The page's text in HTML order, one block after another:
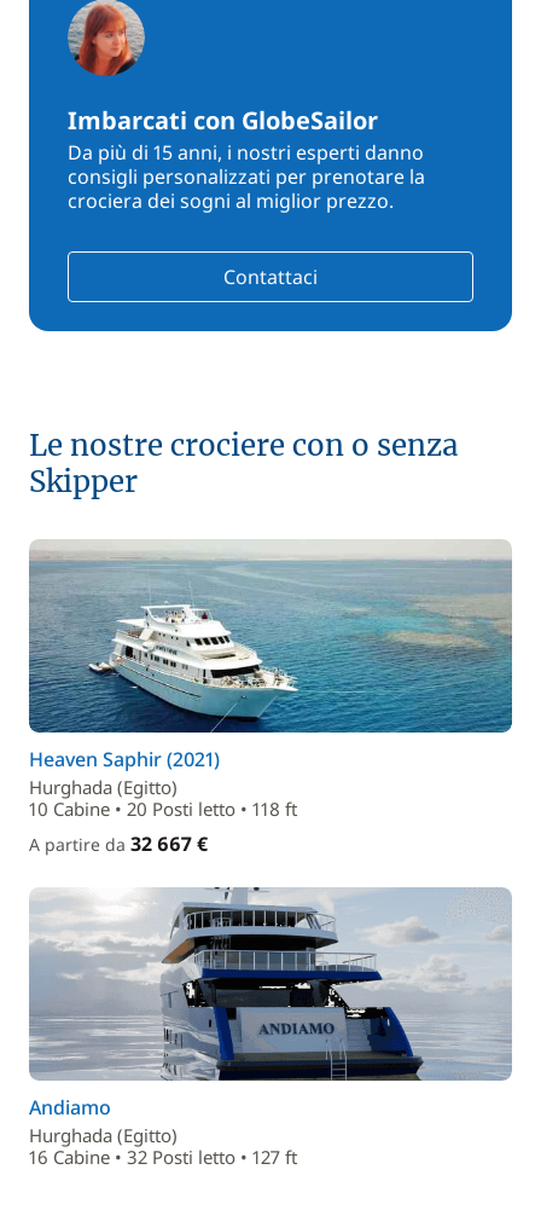
Imbarcati con GlobeSailor
Da più di 15 anni, i nostri esperti danno
consigli personalizzati per prenotare la
crociera dei sogni al miglior prezzo.
Contattaci
Le nostre crociere con o senza
Skipper
Heaven Saphir (2021)
Hurghada (Egitto)
10 Cabine • 20 Posti letto • 118 ft
A partire da 32 667 €
Andiamo
Hurghada (Egitto)
16 Cabine • 32 Posti letto • 127 ft